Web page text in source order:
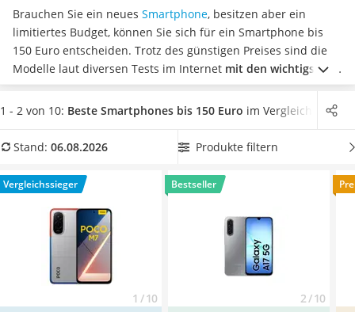
Gaming-PC
Soundbar
17-Zoll-Laptop
Satellitenschüssel
Gaming-Headset
Tablets unter 200 Euro
Lichtwecker
Acer Aspire
Service
Brauchen Sie ein neues Smartphone, besitzen aber ein
limitiertes Budget, können Sie sich für ein Smartphone bis
150 Euro entscheiden. Trotz des günstigen Preises sind die
Modelle laut diversen Tests im Internet mit den wichtigsten
Funktionen ausgestattet. Die Smartphones besitzen meist
zwei SIM-Karten-Slots, hochwertige Kameras und vieles mehr.
Smartphone bis 150 Euro mit großem RAM , damit Ihre Apps
August 2026 besonders das ModellXiaomi Poco M7
seinen Eigenschaften.
1 - 2 von 10: Beste Smartphones bis 150 Euro im Vergleich
Stand: 06.08.2026 Produkte filtern
Vergleichssieger
1 / 10
Bestseller
2 / 10